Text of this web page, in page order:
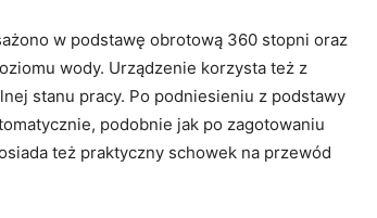
w podstawę obrotową 360 stopni oraz
wody. Urządzenie korzysta też z
stanu pracy. Po podniesieniu z podstawy
podobnie jak po zagotowaniu
też praktyczny schowek na przewód